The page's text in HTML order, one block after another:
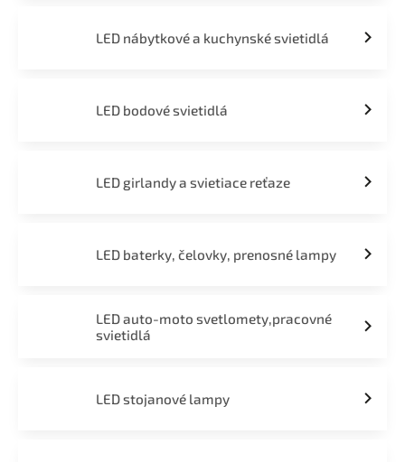
LED nábytkové a kuchynské svietidlá
LED bodové svietidlá
LED girlandy a svietiace reťaze
LED baterky, čelovky, prenosné lampy
LED auto-moto svetlomety,pracovné
svietidlá
LED stojanové lampy